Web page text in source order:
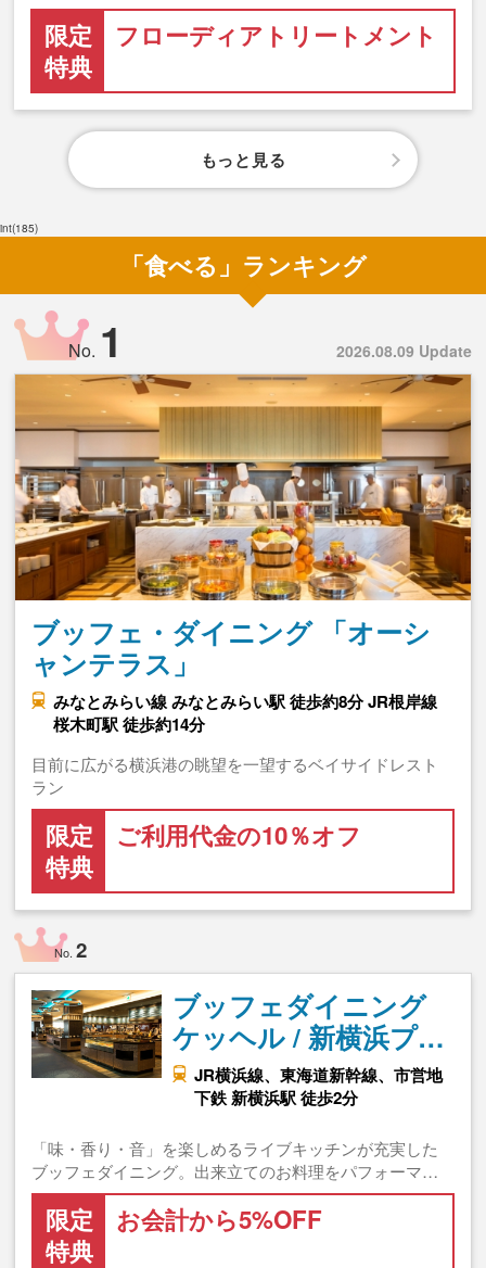
限定
特典
フローディアトリートメント
もっと見る
int(185)
「食べる」ランキング
2026.08.09 Update
No. 1
ブッフェ・ダイニング 「オーシ
ャンテラス」
みなとみらい線 みなとみらい駅 徒歩約8分 JR根岸線
桜木町駅 徒歩約14分
目前に広がる横浜港の眺望を一望するベイサイドレスト
ラン
限定
特典
ご利用代金の10％オフ
No.2
ブッフェダイニング
ケッヘル / 新横浜プ…
JR横浜線、東海道新幹線、市営地
下鉄 新横浜駅 徒歩2分
「味・香り・音」を楽しめるライブキッチンが充実した
ブッフェダイニング。出来立てのお料理をパフォーマ…
限定
特典
お会計から5%OFF